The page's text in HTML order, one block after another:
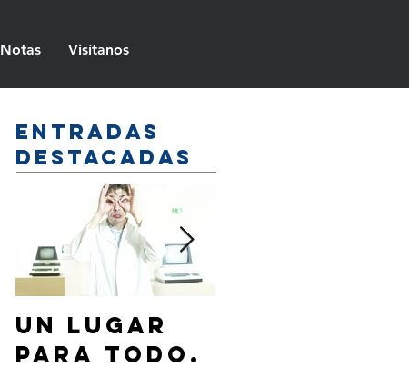
Notas Visítanos
Entradas
destacadas
Un lugar
para todo.